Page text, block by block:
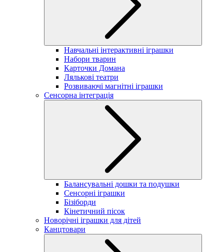
Навчальні інтерактивні іграшки
Набори тварин
Карточки Домана
Лялькові театри
Розвиваючі магнітні іграшки
Сенсорна інтеграція
Балансувальні дошки та подушки
Сенсорні іграшки
Бізіборди
Кінетичний пісок
Новорічні іграшки для дітей
Канцтовари